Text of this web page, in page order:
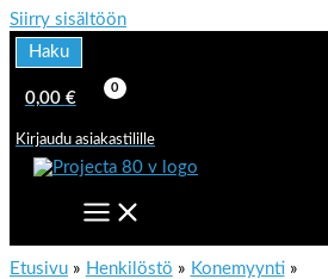
Siirry sisältöön
Haku
0,00 €
Kirjaudu asiakastilille
Etusivu Henkilöstö
Konemyynti